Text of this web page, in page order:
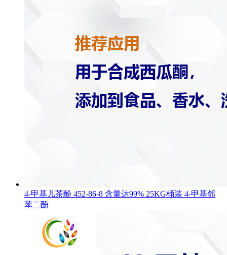
4-甲基儿茶酚 452-86-8 含量达99% 25KG桶装 4-甲基邻
苯二酚